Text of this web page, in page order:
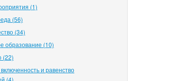
(1)
(56)
(34)
образование (10)
(22)
и равенство
(4)